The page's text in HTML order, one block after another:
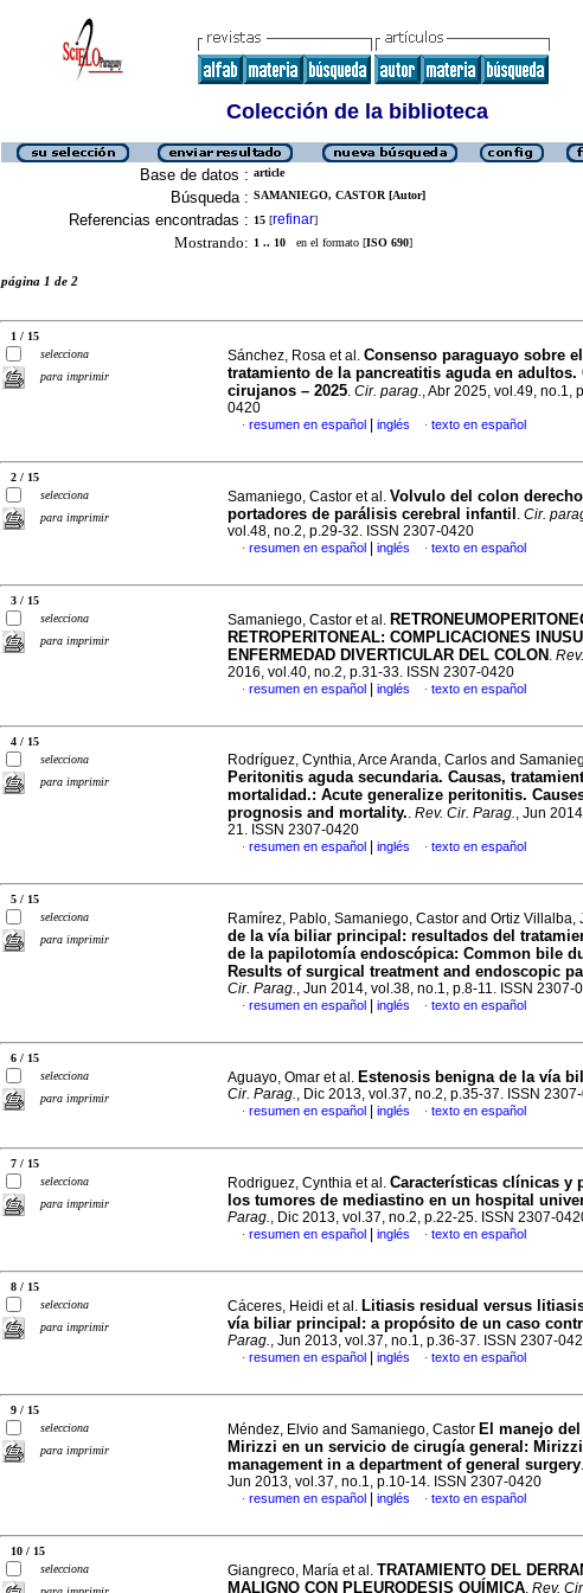
Colección de la biblioteca
Base de datos : article
Búsqueda : SAMANIEGO, CASTOR [Autor]
Referencias encontradas : 15 [refinar]
Mostrando: 1 .. 10 en el formato [ISO 690]
página 1 de 2
1 / 15
selecciona
para imprimir
Sánchez, Rosa et al. Consenso paraguayo sobre
tratamiento de la pancreatitis aguda en adultos.
cirujanos – 2025. Cir. parag., Abr 2025, vol.49, no.1,
0420
· resumen en español inglés · texto en español
2 / 15
selecciona
para imprimir
Samaniego, Castor et al. Volvulo del colon
portadores de parálisis cerebral infantil . Cir.
vol.48, no.2, p.29-32. ISSN 2307-0420
· resumen en español inglés · texto en español
3 / 15
selecciona
para imprimir
Samaniego, Castor et al.
RETROPERITONEAL: COMPLICACIONES
ENFERMEDAD DIVERTICULAR DEL COLON .
2016, vol.40, no.2, p.31-33. ISSN 2307-0420
· resumen en español inglés · texto en español
4 / 15
selecciona
para imprimir
Rodríguez, Cynthia, Arce Aranda, Carlos and
Peritonitis aguda secundaria. Causas,
mortalidad.: Acute generalize peritonitis.
prognosis and mortality.. Rev. Cir. Parag., Jun
21. ISSN 2307-0420
· resumen en español inglés · texto en español
5 / 15
selecciona
para imprimir
Ramírez, Pablo, Samaniego, Castor and Ortiz Villalba,
de la vía biliar principal: resultados del
de la papilotomía endoscópica: Common bile
Results of surgical treatment and endoscopic
Cir. Parag., Jun 2014, vol.38, no.1, p.8-11. ISSN 2307-
· resumen en español inglés · texto en español
6 / 15
selecciona
para imprimir
Aguayo, Omar et al. Estenosis benigna de la vía
Cir. Parag., Dic 2013, vol.37, no.2, p.35-37. ISSN
· resumen en español inglés · texto en español
7 / 15
selecciona
para imprimir
Rodriguez, Cynthia et al. Características clínicas y
los tumores de mediastino en un hospital
Parag., Dic 2013, vol.37, no.2, p.22-25. ISSN 2307-
· resumen en español inglés · texto en español
8 / 15
selecciona
para imprimir
Cáceres, Heidi et al. Litiasis residual versus
vía biliar principal: a propósito de un caso
Parag., Jun 2013, vol.37, no.1, p.36-37. ISSN 2307-
· resumen en español inglés · texto en español
9 / 15
selecciona
para imprimir
Méndez, Elvio and Samaniego, Castor El manejo
Mirizzi en un servicio de cirugía general :
management in a department of general surgery.
Jun 2013, vol.37, no.1, p.10-14. ISSN 2307-0420
· resumen en español inglés · texto en español
10 / 15
selecciona
Giangreco, María et al. TRATAMIENTO DEL
MALIGNO CON PLEURODESIS QUÍMICA. Rev.